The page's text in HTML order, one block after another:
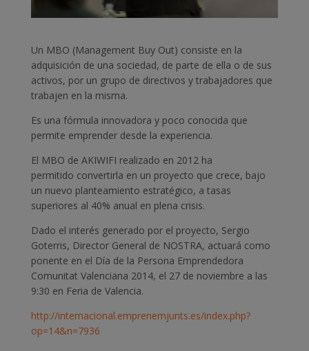
Un MBO (Management Buy Out) consiste en la
adquisición de una sociedad, de parte de ella o de sus
activos, por un grupo de directivos y trabajadores que
trabajen en la misma.
Es una fórmula innovadora y poco conocida que
permite emprender desde la experiencia.
El MBO de AKIWIFI realizado en 2012 ha
permitido convertirla en un proyecto que crece, bajo
un nuevo planteamiento estratégico, a tasas
superiores al 40% anual en plena crisis.
Dado el interés generado por el proyecto, Sergio
Goterris, Director General de NOSTRA, actuará como
ponente en el Día de la Persona Emprendedora
Comunitat Valenciana 2014, el 27 de noviembre a las
9:30 en Feria de Valencia.
http://internacional.emprenemjunts.es/index.php?
op=14&n=7936